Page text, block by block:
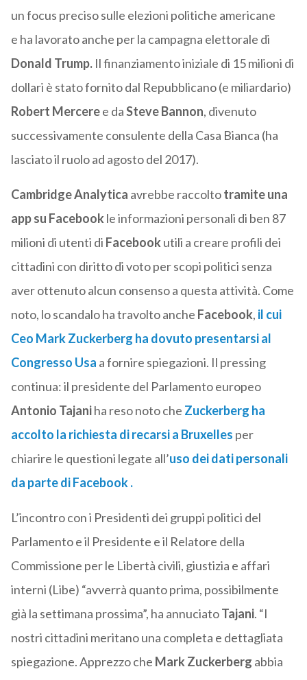
un focus preciso sulle elezioni politiche americane
e ha lavorato anche per la campagna elettorale di
Donald Trump.Il finanziamento iniziale di 15 milioni di
dollari è stato fornito dal Repubblicano (e miliardario)
Robert Merceree daSteve Bannon, divenuto
successivamente consulente della Casa Bianca (ha
lasciato il ruolo ad agosto del 2017).
Cambridge Analytica avrebbe raccoltotramite una
app su Facebookle informazioni personali di ben 87
milioni di utenti di Facebookutili a creare profili dei
cittadini con diritto di voto per scopi politici senza
aver ottenuto alcun consenso a questa attività. Come
noto, lo scandalo ha travolto anche Facebook, il cui
Ceo Mark Zuckerberg ha dovuto presentarsi al
Congresso Usa a fornire spiegazioni. Il pressing
continua: il presidente del Parlamento europeo
Antonio Tajaniha reso noto che Zuckerberg ha
accolto la richiesta di recarsi a Bruxelles per
chiarire le questioni legate all’uso dei dati personali
da parte di Facebook .
L’incontro con i Presidenti dei gruppi politici del
Parlamento e il Presidente e il Relatore della
Commissione per le Libertà civili, giustizia e affari
interni (Libe) “avverrà quanto prima, possibilmente
già la settimana prossima”, ha annuciatoTajani. “I
nostri cittadini meritano una completa e dettagliata
spiegazione. Apprezzo che Mark Zuckerberg abbia